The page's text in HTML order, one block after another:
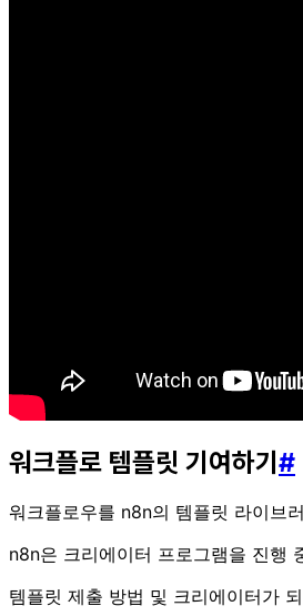
워크플로 템플릿 기여하기 #
워크플로우를 n8n의 템플릿 라이브
n8n은 크리에이터 프로그램을 진행
템플릿 제출 방법 및 크리에이터가